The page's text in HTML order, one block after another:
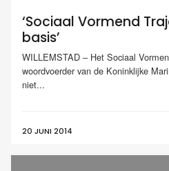
‘Sociaal Vormend
basis’
WILLEMSTAD – Het Sociaal
woordvoerder van de Koninklijke
niet...
20 JUNI 2014